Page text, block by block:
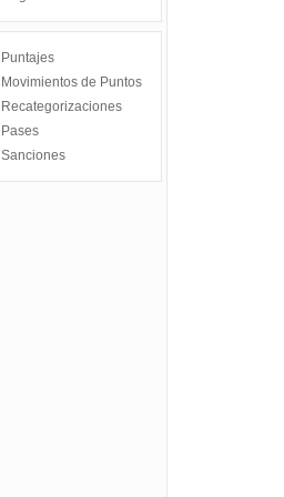
Puntajes
Movimientos de Puntos
Recategorizaciones
Pases
Sanciones